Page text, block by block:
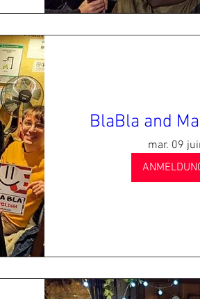
BlaBla and
mar. 09